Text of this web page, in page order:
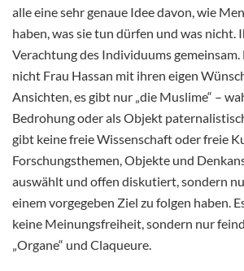
alle eine sehr genaue Idee davon, wie
haben, was sie tun dürfen und was nicht.
Verachtung des Individuums
nicht Frau Hassan mit ihren eigen
Ansichten, es gibt nur „die Muslime“ –
Bedrohung oder als Objekt
gibt keine freie Wissenschaft oder freie
Forschungsthemen, Objekte und
auswählt und offen diskutiert, sondern
einem vorgegeben Ziel zu folgen haben.
keine Meinungsfreiheit, sondern nur
„Organe“ und Claqueure.